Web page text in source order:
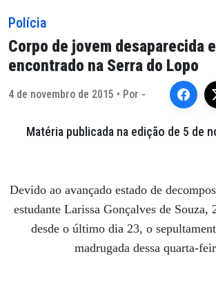
Polícia
Corpo de jovem desaparecida
encontrado na Serra do Lopo
4 de novembro de 2015 • Por -
Matéria publicada na edição de 5 de
Devido ao avançado estado de
estudante Larissa Gonçalves de Souza,
desde o último dia 23, o
madrugada dessa quarta-